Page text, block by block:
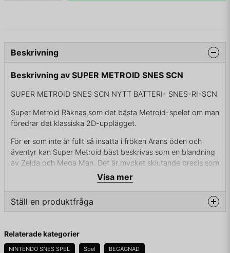
Beskrivning
Beskrivning av SUPER METROID SNES SCN
SUPER METROID SNES SCN NYTT BATTERI- SNES-RI-SCN
Super Metroid Räknas som det bästa Metroid-spelet om man
föredrar det klassiska 2D-upplägget.
För er som inte är fullt så insatta i fröken Arans öden och
äventyr kan Super Metroid bäst beskrivas som en blandning
av Zelda och Mega Man. Det är mycket skjutande precis som
i Mega Man och vapen samt uppgraderingar ska erövras,
men det har likväl ett äventyrligt upplägg med varierande
Handlingen tar vid direkt efter Metroid II: Return of Samus
Upplev den totala stämningen i Super Metroid. Få andra spel
har en sådan atmosfär som den sjätte delen (enligt seriens
Visa mer
Ställ en produktfråga
Fråga oss något om denna produkten...
Relaterade kategorier
NINTENDO SNES SPEL Spel BEGAGNAD